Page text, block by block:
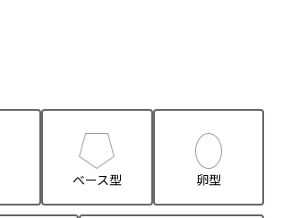
ベース型 卵型